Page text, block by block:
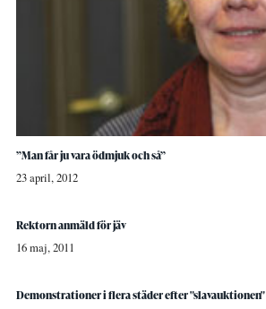
”Man får ju vara ödmjuk och så”
23 april, 2012
Rektorn anmäld för jäv
16 maj, 2011
Demonstrationer i flera städer efter "slavauktionen"